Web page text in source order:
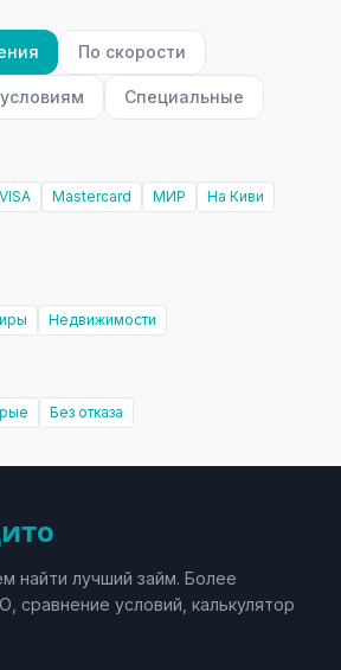
По скорости
Специальные
VISA Mastercard МИР
На Киви
Недвижимости
Без отказа
найти лучший займ. Более
сравнение условий, калькулятор